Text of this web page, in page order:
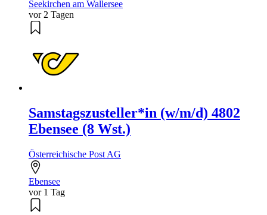
Seekirchen am Wallersee
vor 2 Tagen
Samstagszusteller*in (w/m/d) 4802
Ebensee (8 Wst.)
Österreichische Post AG
Ebensee
vor 1 Tag